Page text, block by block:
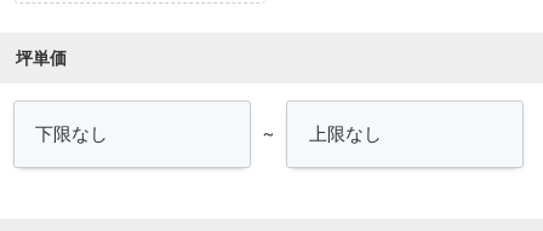
坪単価
～